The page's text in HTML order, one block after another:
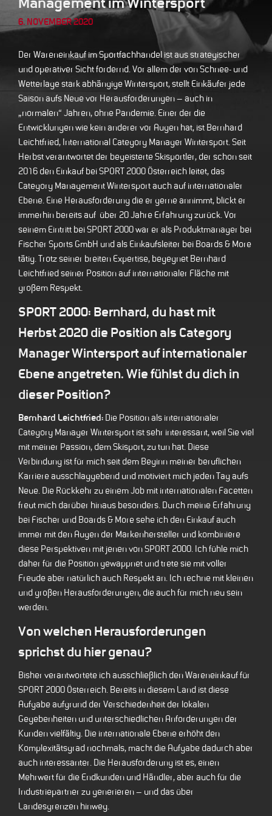
6. NOVEMBER 2020
Der Wareneinkauf im Sportfachhandel ist aus strategischer
und operativer Sicht fordernd. Vor allem der von Schnee- und
Wetterlage stark abhängige Wintersport, stellt Einkäufer jede
Saison aufs Neue vor Herausforderungen – auch in
„normalen“ Jahren, ohne Pandemie. Einer der die
Entwicklungen wie kein anderer vor Augen hat, ist Bernhard
Leichtfried, International Category Manager Wintersport. Seit
Herbst verantwortet der begeisterte Skisportler, der schon seit
2016 den Einkauf bei SPORT 2000 Österreich leitet, das
Category Management Wintersport auch auf internationaler
Ebene. Eine Herausforderung die er gerne annimmt, blickt er
immerhin bereits auf über 20 Jahre Erfahrung zurück. Vor
seinem Eintritt bei SPORT 2000 war er als Produktmanager bei
Fischer Sports GmbH und als Einkaufsleiter bei Boards & More
tätig. Trotz seiner breiten Expertise, begegnet Bernhard
Leichtfried seiner Position auf internationaler Fläche mit
großem Respekt.
SPORT 2000: Bernhard, du hast mit
Herbst 2020 die Position als Category
Manager Wintersport auf internationaler
Ebene angetreten. Wie fühlst du dich in
dieser Position?
Bernhard Leichtfried: Die Position als internationaler
Category Manager Wintersport ist sehr interessant, weil Sie viel
mit meiner Passion, dem Skisport, zu tun hat. Diese
Verbindung ist für mich seit dem Beginn meiner beruflichen
Karriere ausschlaggebend und motiviert mich jeden Tag aufs
Neue. Die Rückkehr zu einem Job mit internationalen Facetten
freut mich darüber hinaus besonders. Durch meine Erfahrung
bei Fischer und Boards & More sehe ich den Einkauf auch
immer mit den Augen der Markenhersteller und kombiniere
diese Perspektiven mit jenen von SPORT 2000. Ich fühle mich
daher für die Position gewappnet und trete sie mit voller
Freude aber natürlich auch Respekt an. Ich rechne mit kleinen
und großen Herausforderungen, die auch für mich neu sein
werden.
Von welchen Herausforderungen
sprichst du hier genau?
Bisher verantwortete ich ausschließlich den Wareneinkauf für
SPORT 2000 Österreich. Bereits in diesem Land ist diese
Aufgabe aufgrund der Verschiedenheit der lokalen
Gegebenheiten und unterschiedlichen Anforderungen der
Kunden vielfältig. Die internationale Ebene erhöht den
Komplexitätsgrad nochmals, macht die Aufgabe dadurch aber
auch interessanter. Die Herausforderung ist es, einen
Mehrwert für die Endkunden und Händler, aber auch für die
Industriepartner zu generieren – und das über
Landesgrenzen hinweg.